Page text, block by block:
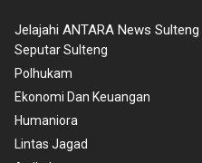
Jelajahi ANTARA News Sulteng
Seputar Sulteng
Polhukam
Ekonomi Dan Keuangan
Humaniora
Lintas Jagad